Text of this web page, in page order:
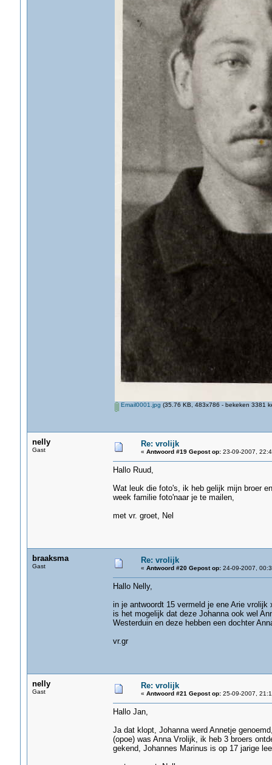
Email0001.jpg (35.76 KB, 483x786 - bekeken 3381
nelly
Gast
Re: vrolijk
« Antwoord #19 Gepost op:23-09-2007,
Hallo Ruud,
Wat leuk die foto's, ik heb gelijk mijn broer
week familie foto'naar je te mailen,
met vr. groet, Nel
braaksma
Gast
Re: vrolijk
« Antwoord #20 Gepost op:24-09-2007,
Hallo Nelly,
in je antwoordt 15 vermeld je ene Arie vrolijk
is het mogelijk dat deze Johanna ook wel
Westerduin en deze hebben een dochter
vr.gr
nelly
Gast
Re: vrolijk
« Antwoord #21 Gepost op:25-09-2007,
Hallo Jan,
Ja dat klopt, Johanna werd Annetje
(opoe) was Anna Vrolijk, ik heb 3 broers
gekend, Johannes Marinus is op 17 jarige